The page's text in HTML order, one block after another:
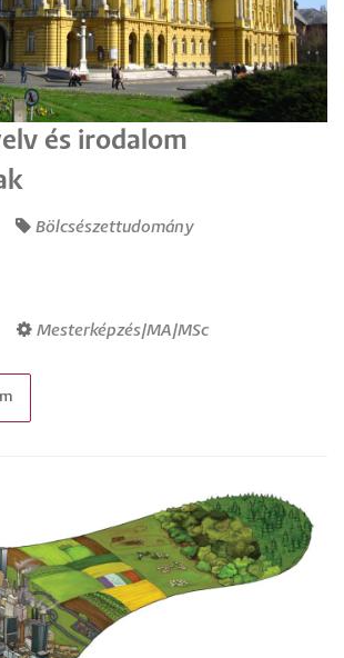
és irodalom
Bölcsészettudomány
Mesterképzés/MA/MSc